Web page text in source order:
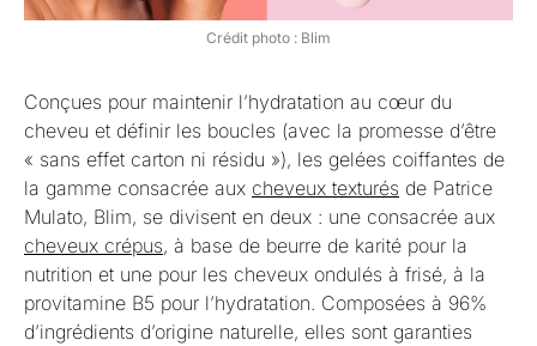
Crédit photo : Blim
Conçues pour maintenir l’hydratation au cœur du
cheveu et définir les boucles (avec la promesse d’être
« sans effet carton ni résidu »), les gelées coiffantes de
la gamme consacrée aux cheveux texturés de Patrice
Mulato, Blim, se divisent en deux : une consacrée aux
cheveux crépus, à base de beurre de karité pour la
nutrition et une pour les cheveux ondulés à frisé, à la
provitamine B5 pour l’hydratation. Composées à 96%
d’ingrédients d’origine naturelle, elles sont garanties